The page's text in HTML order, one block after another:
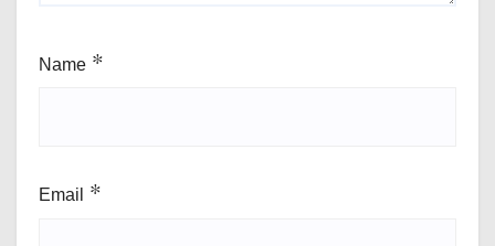
Name *
Email *